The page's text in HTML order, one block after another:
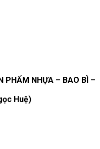
PHẨM NHỰA – BAO BÌ –
Huệ)